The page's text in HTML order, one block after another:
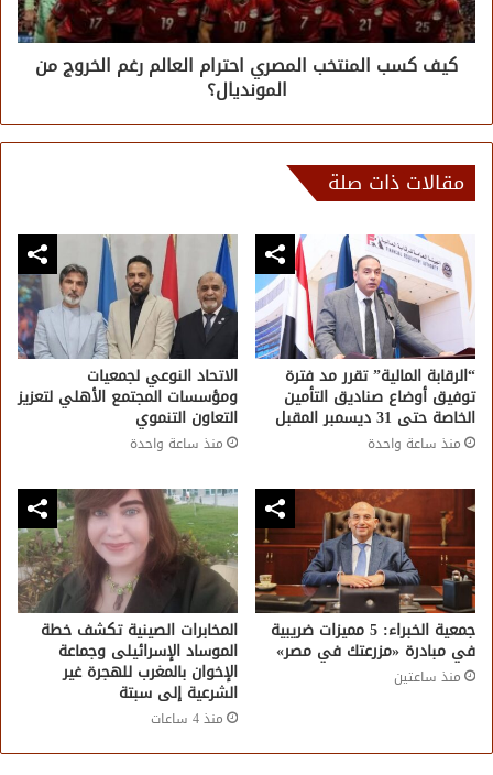
كيف كسب المنتخب المصري احترام العالم رغم الخروج من
المونديال؟
مقالات ذات صلة
“الرقابة المالية” تقرر مد فترة
توفيق أوضاع صناديق التأمين
الخاصة حتى 31 ديسمبر المقبل
منذ ساعة واحدة
الاتحاد النوعي لجمعيات
ومؤسسات المجتمع الأهلي لتعزيز
التعاون التنموي
منذ ساعة واحدة
جمعية الخبراء: 5 مميزات ضريبية
في مبادرة «مزرعتك في مصر»
منذ ساعتين
المخابرات الصينية تكشف خطة
الموساد الإسرائيلى وجماعة
الإخوان بالمغرب للهجرة غير
الشرعية إلى سبتة
منذ 4 ساعات